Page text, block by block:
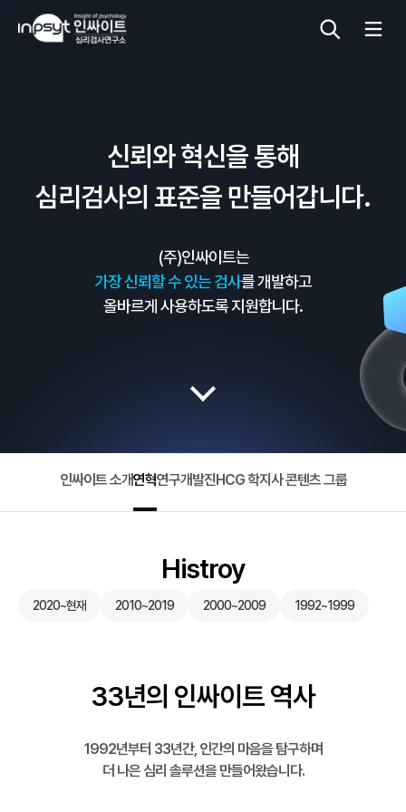
신뢰와 혁신을 통해
심리검사의 표준을 만들어갑니다.
(주)인싸이트는
가장 신뢰할 수 있는 검사를 개발하고
올바르게 사용하도록 지원합니다.
인싸이트 소개연혁연구개발진HCG 학지사 콘텐츠 그룹
Histroy
2020~현재 2010~2019 2000~2009 1992~1999
33년의 인싸이트 역사
1992년부터 33년간, 인간의 마음을 탐구하며
더 나은 심리 솔루션을 만들어왔습니다.